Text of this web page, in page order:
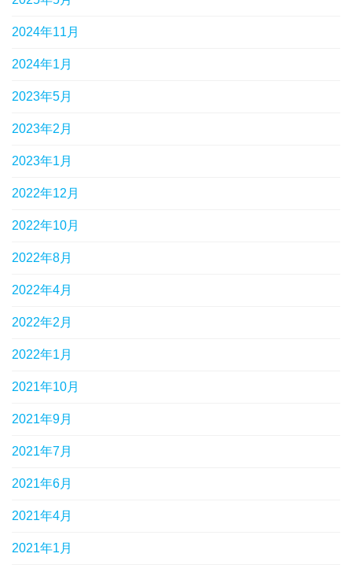
2024年11月
2024年1月
2023年5月
2023年2月
2023年1月
2022年12月
2022年10月
2022年8月
2022年4月
2022年2月
2022年1月
2021年10月
2021年9月
2021年7月
2021年6月
2021年4月
2021年1月